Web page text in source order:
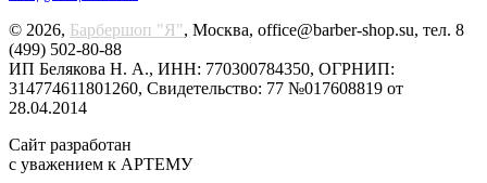
© 2026, Барбершоп "Я", Москва, office@barber-shop.su, тел. 8
(499) 502-80-88
ИП Белякова Н. А., ИНН: 770300784350, ОГРНИП:
314774611801260, Свидетельство: 77 №017608819 от
28.04.2014
Сайт разработан
с уважением к АРТЕМУ